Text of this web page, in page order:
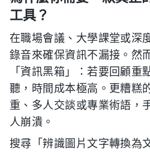
工具？
在職場會議、大學課堂或深
錄音來確保資訊不漏接。然
「資訊黑箱」：若要回顧重
聽，時間成本極高。更糟糕
重、多人交談或專業術語，
人崩潰。
搜尋「辨識圖片文字轉換為